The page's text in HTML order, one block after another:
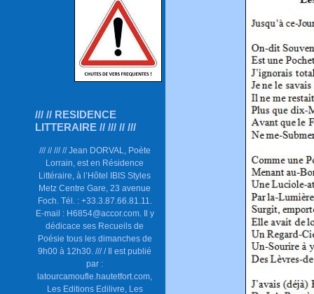
/// // RESIDENCE
LITTERAIRE // /// // ///
/// // /// // Jean DORVAL, Poète
Lorrain, est en Résidence
Littéraire, à l’Hôtel IBIS Styles
Metz Centre Gare, 23 avenue
Foch. Tél. : +33.3.87.66.81.11.
E-mail : H6854@accor.com. Il y
dédicace ses Recueils de
Poésie tous les dimanches de
9h00 à 12h30. /// / Il est publié
par :
latourcamoufle.hautetfort.com,
Les Editions Edilivre, Les